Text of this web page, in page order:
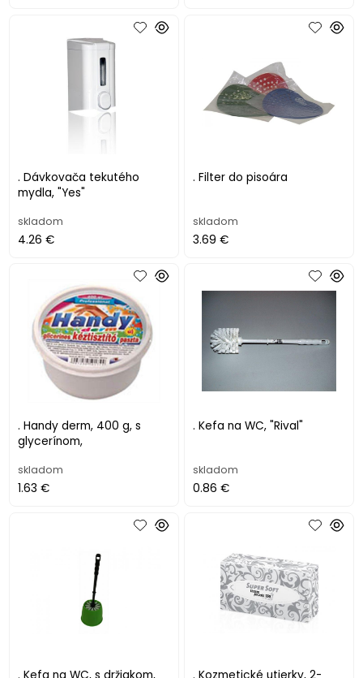
. Dávkovača tekutého
mydla, "Yes"
skladom
4.26 €
. Filter do pisoára
skladom
3.69 €
. Handy derm, 400 g, s
glycerínom,
skladom
1.63 €
. Kefa na WC, "Rival"
skladom
0.86 €
. Kefa na WC, s držiakom,
. Kozmetické utierky, 2-